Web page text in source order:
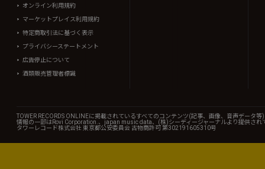
オンライン利用規約
マーケットプレイス利用規約
特定商取引法に基づく表示
プライバシーステートメント
広告停止について
酒類販売管理者標識
TOWER RECORDS ONLINEに掲載されているすべてのコンテンツ(記事、画像、音声データ
情報の一部はRovi Corporation.、japan music data、(株)シーディージャーナルより提供され
タワーレコード株式会社 東京都公安委員会 古物商許可 第302191605310号